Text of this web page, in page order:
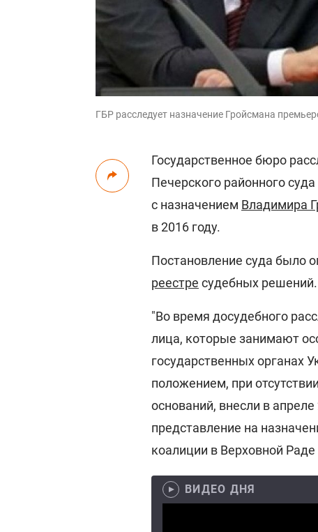
ГБР расследует назначение Гройсмана
Государственное бюро
Печерского районного
с назначением Владимира
в 2016 году.
Постановление суда было
реестре судебных решений.
"Во время досудебного
лица, которые занимают
государственных органах
положением, при
оснований, внесли в
представление на
коалиции в Верховной
ВИДЕО ДНЯ